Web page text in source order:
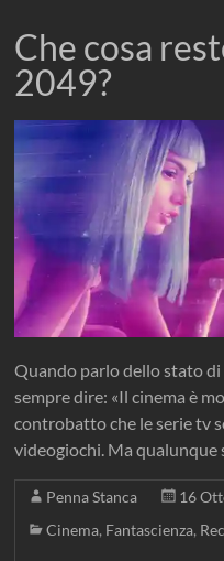
Che cosa
2049?
Quando parlo dello stato
sempre dire: «Il cinema è
controbatto che le serie tv
videogiochi. Ma qualunque
Penna Stanca
16
Cinema, Fantascienza,